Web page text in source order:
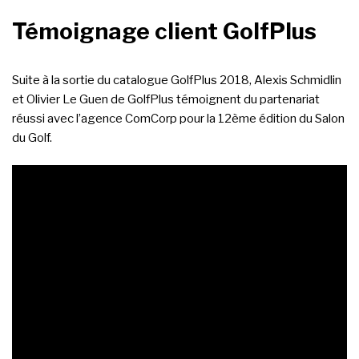
Témoignage client GolfPlus
Suite à la sortie du catalogue GolfPlus 2018, Alexis Schmidlin
et Olivier Le Guen de GolfPlus témoignent du partenariat
réussi avec l’agence ComCorp pour la 12ème édition du Salon
du Golf.